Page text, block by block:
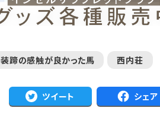
装蹄の感触が良かった馬 西内荘
ツイート シェア